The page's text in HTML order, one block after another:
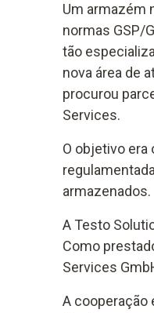
Um armazém
normas GSP/
tão
nova área de
procurou
Services.
O objetivo
armazenados.
A Testo
Como
Services
A cooperação